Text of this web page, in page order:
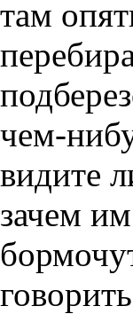
там
чем-
видите
зачем